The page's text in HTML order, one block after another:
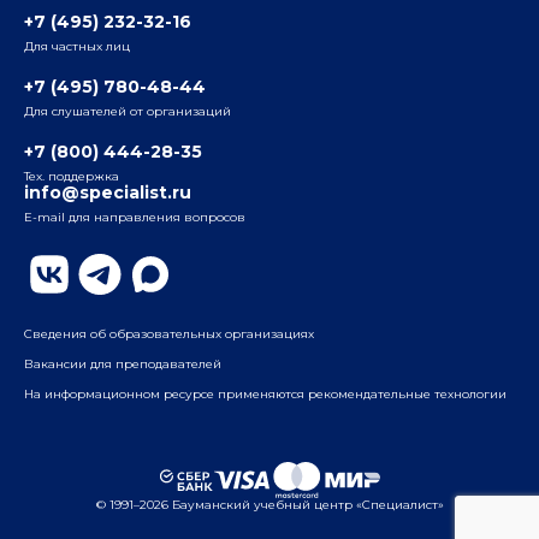
Радио
ул. Радио, д.24, корпус 1, 2-й подъезд, 2-й этаж
ул. Воронцовская, д. 35Б, корп.2, 5-й этаж
Бауманский
ул. Бауманская, д. 6, стр. 2, бизнес-центр «Виктория
Плаза», 4-й этаж
+7 (495) 232-32-16
Для частных лиц
+7 (495) 780-48-44
Для слушателей от организаций
+7 (800) 444-28-35
Тех. поддержка
info@specialist.ru
E-mail для направления вопросов
Сведения об образовательных организациях
Вакансии для преподавателей
На информационном ресурсе применяются рекомендательные технологии
© 1991–2026 Бауманский учебный центр «Специалист»